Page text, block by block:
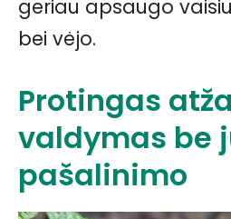
geriau apsaugo
bei vėjo.
Protingas
valdymas be
pašalinimo